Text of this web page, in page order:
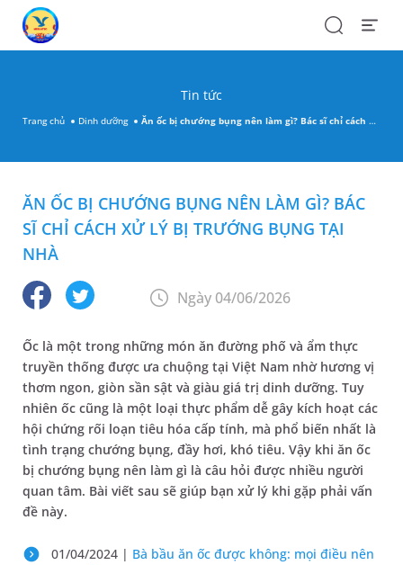
SearchOpen
Tin tức
Trang chủ Dinh dưỡng Ăn ốc bị chướng bụng nên làm gì? Bác sĩ chỉ cách xử lý bị trướng bụng tại nhà
ĂN ỐC BỊ CHƯỚNG BỤNG NÊN LÀM GÌ? BÁC
SĨ CHỈ CÁCH XỬ LÝ BỊ TRƯỚNG BỤNG TẠI
NHÀ
Ngày 04/06/2026
Ốc là một trong những món ăn đường phố và ẩm thực
truyền thống được ưa chuộng tại Việt Nam nhờ hương vị
thơm ngon, giòn sần sật và giàu giá trị dinh dưỡng. Tuy
nhiên ốc cũng là một loại thực phẩm dễ gây kích hoạt các
hội chứng rối loạn tiêu hóa cấp tính, mà phổ biến nhất là
tình trạng chướng bụng, đầy hơi, khó tiêu. Vậy khi ăn ốc
bị chướng bụng nên làm gì là câu hỏi được nhiều người
quan tâm. Bài viết sau sẽ giúp bạn xử lý khi gặp phải vấn
đề này.
01/04/2024 | Bà bầu ăn ốc được không: mọi điều nên